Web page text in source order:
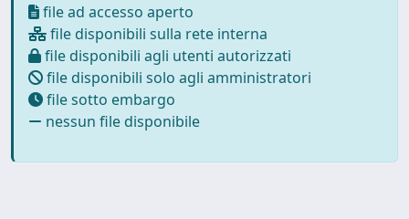
file ad accesso aperto
file disponibili sulla rete interna
file disponibili agli utenti autorizzati
file disponibili solo agli amministratori
file sotto embargo
nessun file disponibile